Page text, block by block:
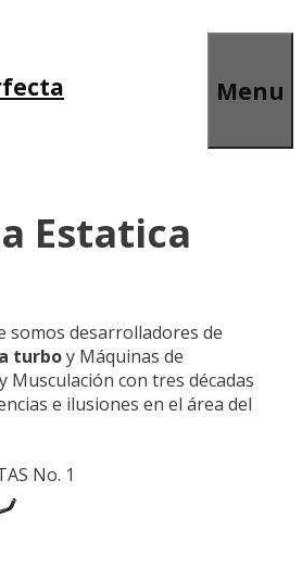
Menu
Estatica
somos desarrolladores de
turboy Máquinas de
Musculación con tres décadas
e ilusiones en el área del
No. 1